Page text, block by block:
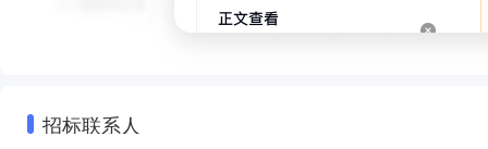
招标联系人